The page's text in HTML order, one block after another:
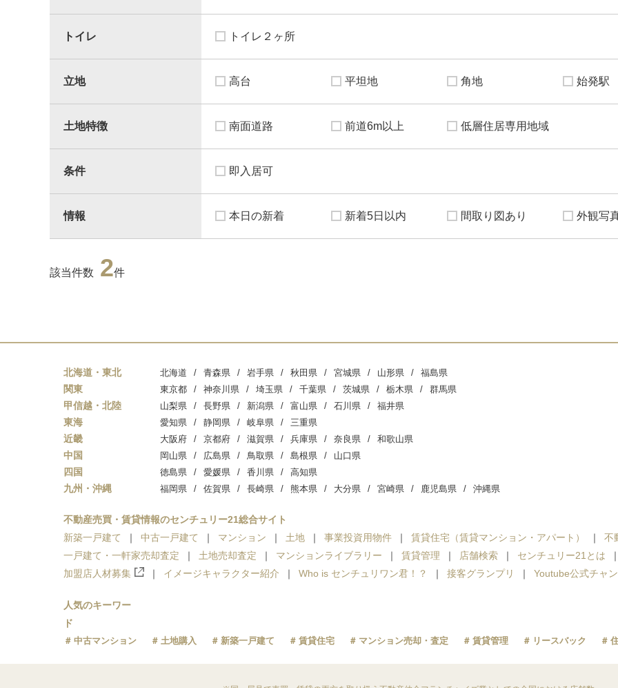
トイレ トイレ２ヶ所
立地 高台 平坦地 角地 始発駅
土地特徴 南面道路 前道6m以上 低層住居専用地域
条件 即入居可
情報 本日の新着 新着5日以内 間取り図あり 外観写
該当件数 2件
北海道・東北 北海道 青森県 岩手県 秋田県 宮城県 山形県 福島県
関東 東京都 神奈川県 埼玉県 千葉県 茨城県 栃木県 群馬県
甲信越・北陸 山梨県 長野県 新潟県 富山県 石川県 福井県
東海 愛知県 静岡県 岐阜県 三重県
近畿 大阪府 京都府 滋賀県 兵庫県 奈良県 和歌山県
中国 岡山県 広島県 鳥取県 島根県 山口県
四国 徳島県 愛媛県 香川県 高知県
九州・沖縄 福岡県 佐賀県 長崎県 熊本県 大分県 宮崎県 鹿児島県 沖縄県
不動産売買・賃貸情報のセンチュリー21総合サイト
新築一戸建て
中古一戸建て マンション 土地 事業投資用物件 賃貸住宅（賃貸マンション・アパート） 不
一戸建て・一軒家売却査定
土地売却査定 マンションライブラリー 賃貸管理 店舗検索 センチュリー21とは
加盟店人材募集
イメージキャラクター紹介 Who is センチュリワン君！？ 接客グランプリ Youtube公式チャ
人気のキーワー
ド
中古マンション 土地購入 新築一戸建て 賃貸住宅 マンション売却・査定 賃貸管理 リースバック